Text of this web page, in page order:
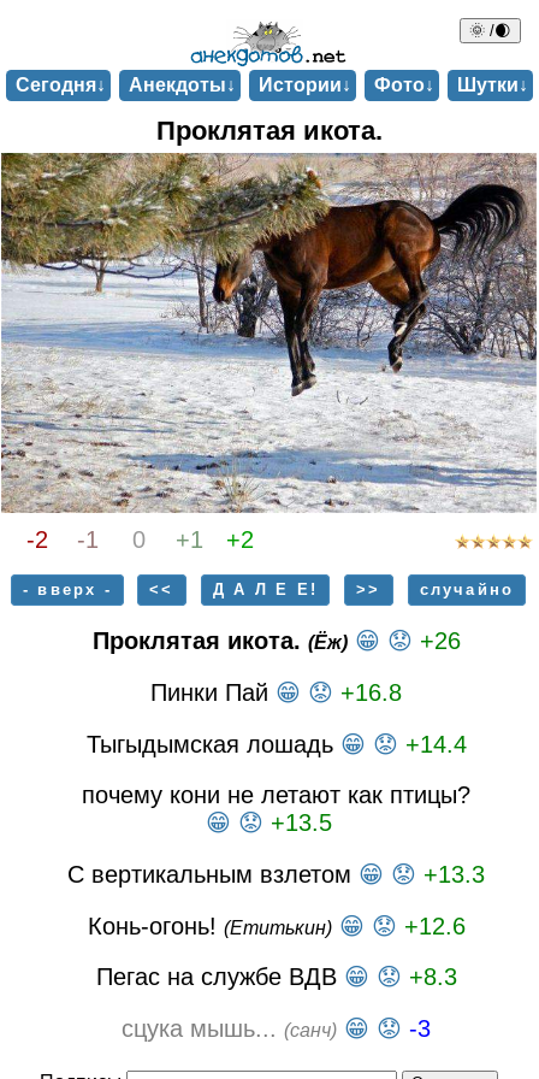
🌞 /🌒
Сегодня↓ Анекдоты↓ Истории↓ Фото↓ Шутки↓
Проклятая икота.
-2 -1 0 +1 +2
- вверх - << Д А Л Е Е! >> случайно
Проклятая икота. (Ёж) 😁 😟 +26
Пинки Пай 😁 😟 +16.8
Тыгыдымская лошадь 😁 😟 +14.4
почему кони не летают как птицы?
😁 😟 +13.5
С вертикальным взлетом 😁 😟 +13.3
Конь-огонь! (Етитькин) 😁 😟 +12.6
Пегас на службе ВДВ 😁 😟 +8.3
сцука мышь... (санч) 😁 😟 -3